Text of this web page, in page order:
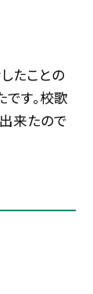
たことの
す。校歌
来たので